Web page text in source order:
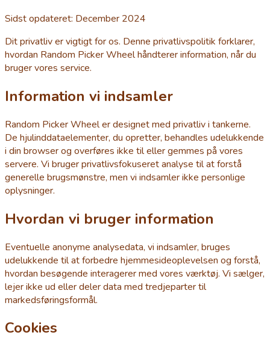
Sidst opdateret: December 2024
Dit privatliv er vigtigt for os. Denne privatlivspolitik forklarer,
hvordan Random Picker Wheel håndterer information, når du
bruger vores service.
Information vi indsamler
Random Picker Wheel er designet med privatliv i tankerne.
De hjulinddataelementer, du opretter, behandles udelukkende
i din browser og overføres ikke til eller gemmes på vores
servere. Vi bruger privatlivsfokuseret analyse til at forstå
generelle brugsmønstre, men vi indsamler ikke personlige
oplysninger.
Hvordan vi bruger information
Eventuelle anonyme analysedata, vi indsamler, bruges
udelukkende til at forbedre hjemmesideoplevelsen og forstå,
hvordan besøgende interagerer med vores værktøj. Vi sælger,
lejer ikke ud eller deler data med tredjeparter til
markedsføringsformål.
Cookies